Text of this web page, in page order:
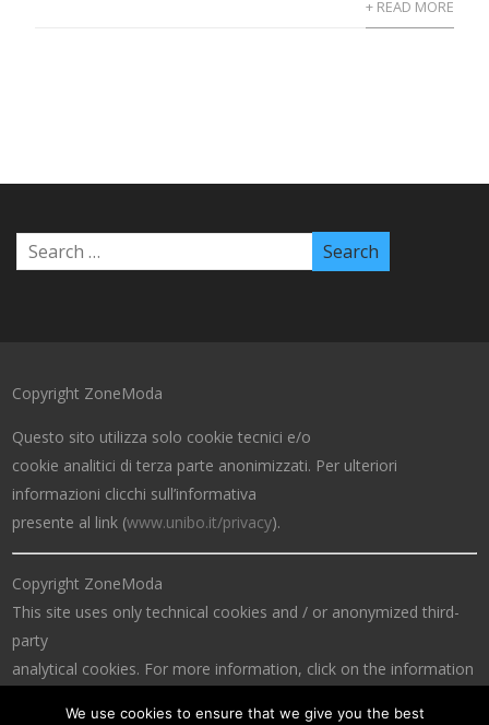
+ READ MORE
Copyright ZoneModa
Questo sito utilizza solo cookie tecnici e/o
cookie analitici di terza parte anonimizzati. Per ulteriori
informazioni clicchi sull’informativa
presente al link (www.unibo.it/privacy).
Copyright ZoneModa
This site uses only technical cookies and / or anonymized third-
party
analytical cookies. For more information, click on the information
We use cookies to ensure that we give you the best